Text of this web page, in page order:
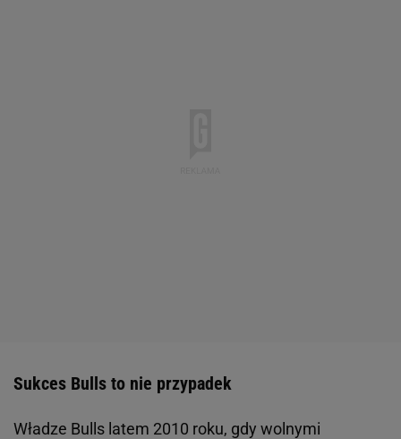
Sukces Bulls to nie przypadek
Władze Bulls latem 2010 roku, gdy wolnymi